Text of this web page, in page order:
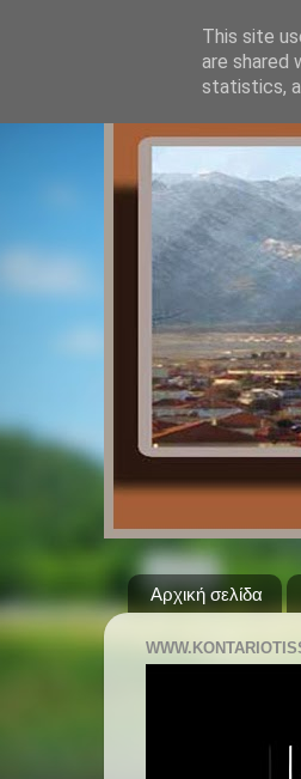
Αρχική σελίδα
This site
are shared
statistics,